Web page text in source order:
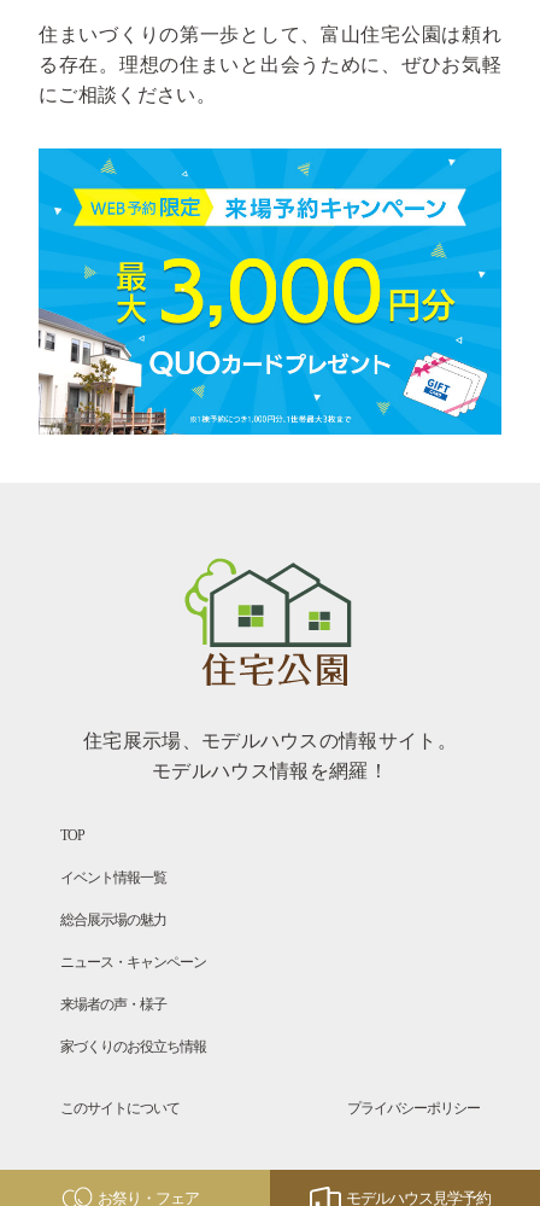
住まいづくりの第一歩として、富山住宅公園は頼れ
る存在。理想の住まいと出会うために、ぜひお気軽
にご相談ください。
住宅展示場、モデルハウスの情報サイト。
モデルハウス情報を網羅！
TOP
イベント情報一覧
総合展示場の魅力
ニュース・キャンペーン
来場者の声・様子
家づくりのお役立ち情報
このサイトについて プライバシーポリシー
Copyright © SANFUJI All Rights Reserved.
お祭り・フェア モデルハウス見学予約